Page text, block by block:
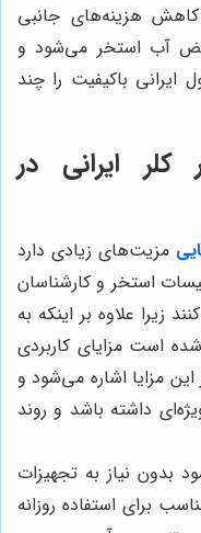
کاهش هزینه‌های جانبی
آب استخر می‌شود و
باکیفیت را چند
ایرانی در
مزیت‌های زیادی دارد
استخر و کارشناسان
زیرا علاوه بر اینکه به
شده است مزایای کاربردی
این مزایا اشاره می‌شود و
داشته باشد و روند
نیاز به تجهیزات
برای استفاده روزانه